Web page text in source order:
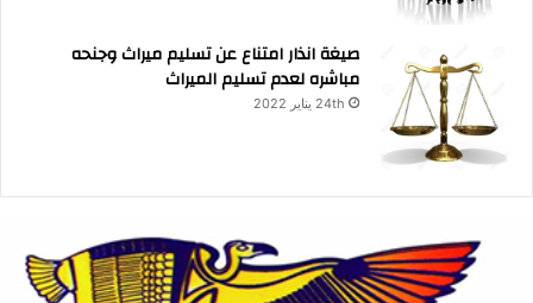
صيغة انذار امتناع عن تسليم ميراث وجنحه
مباشره لعدم تسليم الميراث
24th يناير 2022